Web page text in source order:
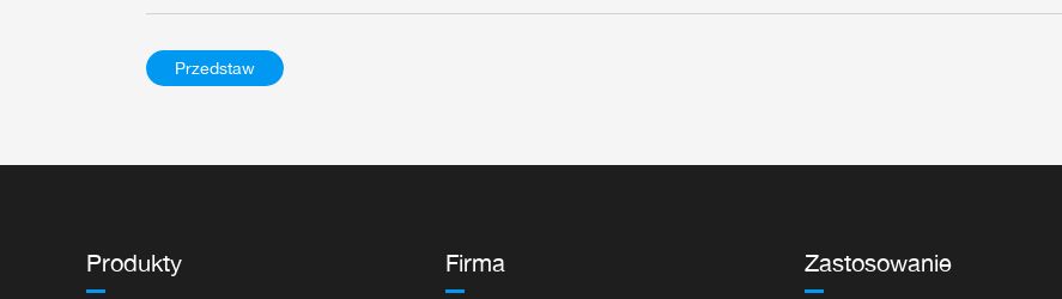
Przedstaw
Produkty Firma Zastosowanie